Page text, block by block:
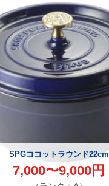
SPGココットラウンド22cm
7,000〜9,000円